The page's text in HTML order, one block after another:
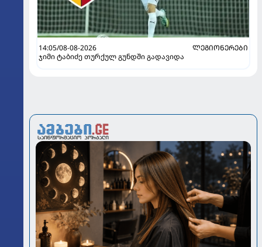
14:05/08-08-2026
ᲚᲔᲒᲘᲝᲜᲔᲠᲔᲑᲘ
ჯიმი ტაბიძე თურქულ გუნდში გადავიდა